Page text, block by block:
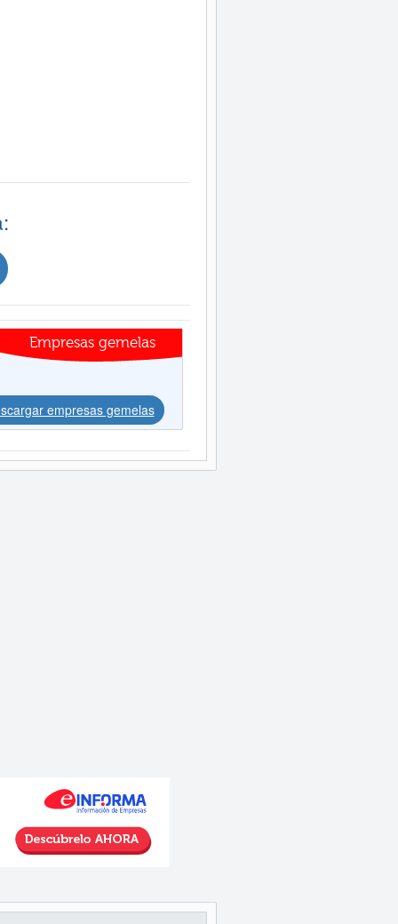
Empresas gemelas
empresas gemelas